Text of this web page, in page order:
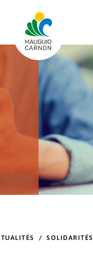
/SOLIDARITÉS